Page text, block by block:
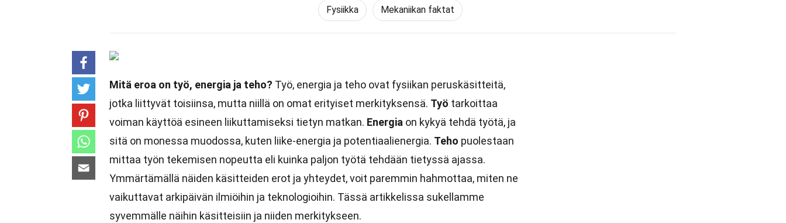
Fysiikka Mekaniikan faktat
Mitä eroa on työ, energia ja teho? Työ, energia ja teho ovat fysiikan peruskäsitteitä,
jotka liittyvät toisiinsa, mutta niillä on omat erityiset merkityksensä. Työ tarkoittaa
voiman käyttöä esineen liikuttamiseksi tietyn matkan. Energia on kykyä tehdä työtä, ja
sitä on monessa muodossa, kuten liike-energia ja potentiaalienergia. Teho puolestaan
mittaa työn tekemisen nopeutta eli kuinka paljon työtä tehdään tietyssä ajassa.
Ymmärtämällä näiden käsitteiden erot ja yhteydet, voit paremmin hahmottaa, miten ne
vaikuttavat arkipäivän ilmiöihin ja teknologioihin. Tässä artikkelissa sukellamme
syvemmälle näihin käsitteisiin ja niiden merkitykseen.